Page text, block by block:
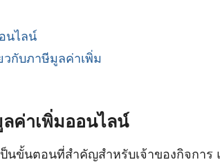
นไลน์
วกับภาษีมูลค่าเพิ่ม
ค่าเพิ่มออนไลน์
นขั้นตอนที่สำคัญสำหรับเจ้าของกิจการ